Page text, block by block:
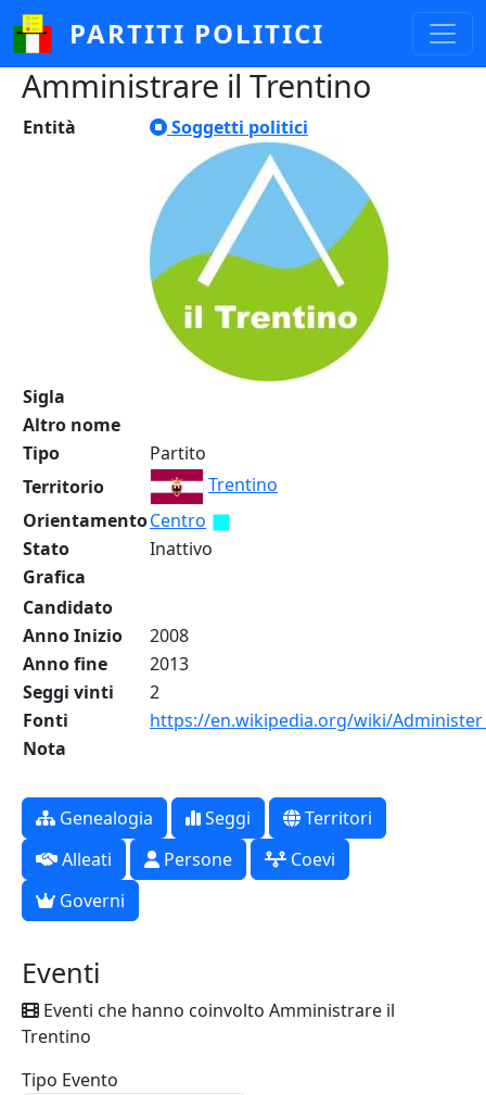
Salta al contenuto principale
PARTITI POLITICI
Amministrare il Trentino
Entità Soggetti politici
Sigla
Altro nome
Tipo
Partito
Territorio
Trentino
OrientamentoCentro
Stato
Inattivo
Grafica
Candidato
Anno Inizio
2008
Anno fine
2013
Seggi vinti
2
Fonti
https://en.wikipedia.org/wiki/
Nota
Genealogia Seggi
Territori
Alleati
Persone
Coevi
Governi
Eventi
Eventi che hanno coinvolto Amministrare il
Trentino
Tipo Evento